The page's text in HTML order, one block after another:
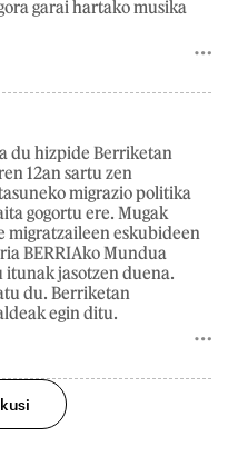
garai hartako musika
du hizpide Berriketan
12an sartu zen
migrazio politika
gogortu ere. Mugak
migratzaileen eskubideen
BERRIAko Mundua
itunak jasotzen duena.
du. Berriketan
egin ditu.